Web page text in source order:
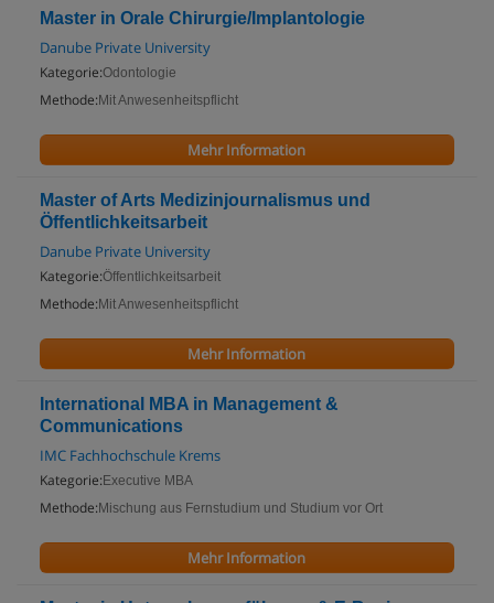
Master in Orale Chirurgie/Implantologie
Danube Private University
Kategorie:Odontologie
Methode: Mit Anwesenheitspflicht
Mehr Information
Master of Arts Medizinjournalismus und
Öffentlichkeitsarbeit
Danube Private University
Kategorie:Öffentlichkeitsarbeit
Methode: Mit Anwesenheitspflicht
Mehr Information
International MBA in Management &
Communications
IMC Fachhochschule Krems
Kategorie: Executive MBA
Methode: Mischung aus Fernstudium und Studium vor Ort
Mehr Information